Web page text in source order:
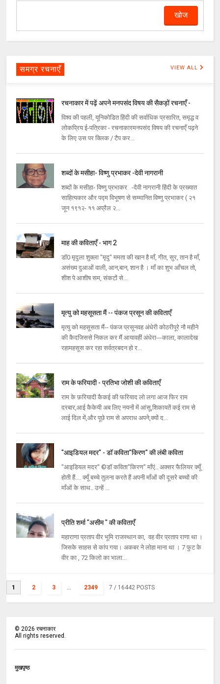
समग्र रचनाएँ VIEW ALL
रचनाकार में पढ़ें अपने मनपसंद विषय की सैकड़ों रचनाएँ -
विश्व की पहली, यूनिकोडित हिंदी की सर्वाधिक प्रसारित, समृद्ध व
लोकप्रिय ई-पत्रिका - रचनाकारमनपसंद विषय की रचनाएँ पढ़ने
के लिए उस पर क्लिक / टैप कर...
शब्दों के मसीहा- विष्णु प्रभाकर -देवी नागरानी
शब्दों के मसीहा- विष्णु प्रभाकर -देवी नागरानी हिंदी के प्रख्यात
साहित्यकार और पद्म विभूषण से सम्मानित विष्णु प्रभाकर ( २१
जून १९१२- ११ अप्रैल २...
माह की कविताएँ - भाग 2
डॉ0 मृदुला शुक्ला "मृदु" ममता की खान है माँ, गीत, सुर, तान है माँ,
असंख्य दुआओं वाली, आन,बान, शान है । माँ का शुभ आँचल तो,
शीश पे आशीष सम, संकटों से...
मृत्यु को महसूसता मैं -- पंकज प्रसून की कविताएँ
मृत्यु को महसूसता मैं-- पंकज प्रसूनवह अंधेरी कोठरीपूरे नौ महीने
की कैदजिससे निकल कर मैं आयावहीं अंधेरा---काला, कालादेख
रहामहसूस कर रहा सर्वत्रबदन हो र...
राम के फरियादी - प्रतिभा जोशी की कविताएँ
राम के फ़रियादी कैकई की फरियाद लो लगा आज फिर राम
दरबार,आई कैकेयी अब लिए नयनों में आंसू,शिकायतें कई राम से
लाई दिल में,और पूछे राम से अपराध अपने,क्यों द...
"आइडियल मदर" - डॉ कविता"किरण" की लंबी कविता
"आइडियल मदर" ©डॉ कविता"किरण" माँएं.. अक्सर फैलियर क्यूँ
होती हैं.... क्यूँ बच्चे तुलना करते हैं अपनी माँओं की दूसरे बच्चों की
माँओं के साथ.. उन्हें ...
प्रीति शर्मा "असीम " की कविताएँ
महाराणा प्रताप वीर भूमि राजस्थान का, वह वीर प्रताप राणा था ।
जिसके साहस से कांप गया। अकबर ने लोहा माना था । 7 फुट के
वीर का , 72 किलो का भाला...
1 2 3 ... 2349 7 / 16442 POSTS
©2026 रचनाकार
All rights reserved.
मुखपृष्ठ